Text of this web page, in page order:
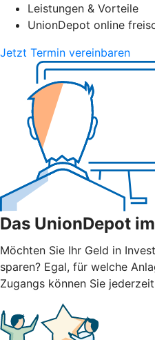
Leistungen & Vorteile
UnionDepot online
Jetzt Termin vereinbaren
Das UnionDepot
Möchten Sie Ihr Geld in
sparen? Egal, für welche
Zugangs können Sie